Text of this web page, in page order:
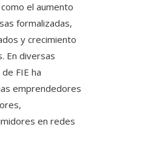
el aumento
formalizadas,
y crecimiento
En diversas
FIE ha
emprendedores
en redes